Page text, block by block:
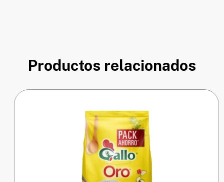
Productos relacionados